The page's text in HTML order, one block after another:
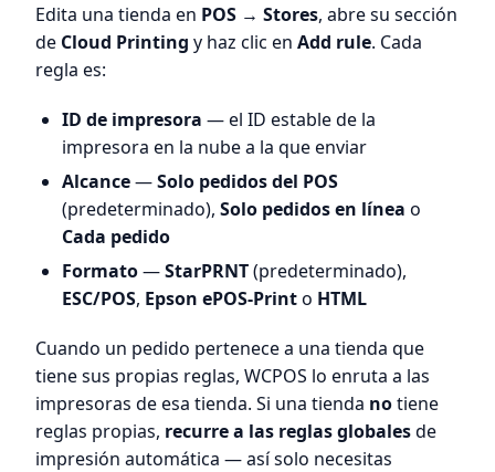
Edita una tienda en POS → Stores, abre su sección
de Cloud Printing y haz clic en Add rule. Cada
regla es:
ID de impresora — el ID estable de la
impresora en la nube a la que enviar
Alcance—Solo pedidos del POS
(predeterminado), Solo pedidos en línea o
Cada pedido
Formato—StarPRNT(predeterminado),
ESC/POS, Epson ePOS-Printo HTML
Cuando un pedido pertenece a una tienda que
tiene sus propias reglas, WCPOS lo enruta a las
impresoras de esa tienda. Si una tienda notiene
reglas propias, recurre a las reglas globalesde
impresión automática — así solo necesitas